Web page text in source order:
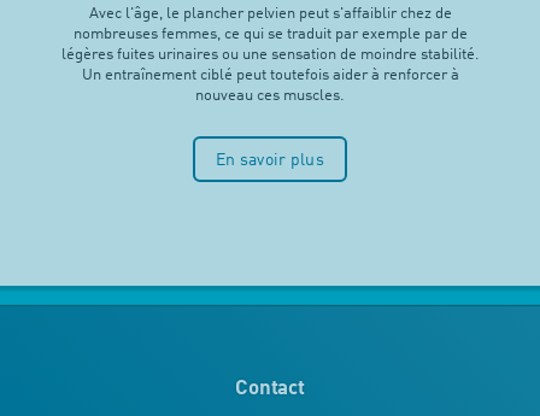
Avec l'âge, le plancher pelvien peut s'affaiblir chez de
nombreuses femmes, ce qui se traduit par exemple par de
légères fuites urinaires ou une sensation de moindre stabilité.
Un entraînement ciblé peut toutefois aider à renforcer à
nouveau ces muscles.
En savoir plus
Contact